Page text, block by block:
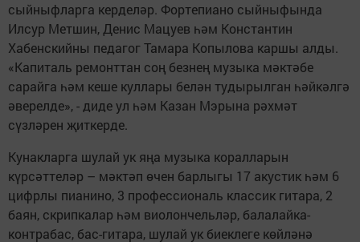
сыйныфларга керделәр. Фортепиано сыйныфында
Илсур Метшин, Денис Мацуев һәм Константин
Хабенскийны педагог Тамара Копылова каршы алды.
«Капиталь ремонттан соң безнең музыка мәктәбе
сарайга һәм кеше куллары белән тудырылган һәйкәлгә
әверелде», - диде ул һәм Казан Мэрына рәхмәт
сүзләрен җиткерде.
Кунакларга шулай ук яңа музыка коралларын
күрсәттеләр – мәктәп өчен барлыгы 17 акустик һәм 6
цифрлы пианино, 3 профессиональ классик гитара, 2
баян, скрипкалар һәм виолончельләр, балалайка-
контрабас, бас-гитара, шулай ук биеклеге көйләнә